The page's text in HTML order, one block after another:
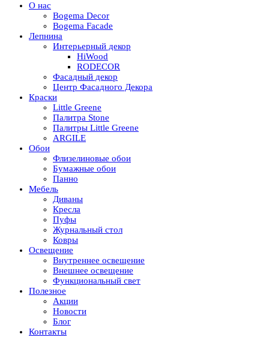
О нас
Bogema Decor
Bogema Facade
Лепнина
Интерьерный декор
HiWood
RODECOR
Фасадный декор
Центр Фасадного Декора
Краски
Little Greene
Палитра Stone
Палитры Little Greene
ARGILE
Обои
Флизелиновые обои
Бумажные обои
Панно
Мебель
Диваны
Кресла
Пуфы
Журнальный стол
Ковры
Освещение
Внутреннее освещение
Внешнее освещение
Функциональный свет
Полезное
Акции
Новости
Блог
Контакты